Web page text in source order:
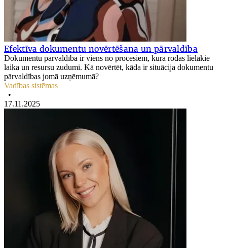
Efektīva dokumentu novērtēšana un pārvaldība
Dokumentu pārvaldība ir viens no procesiem, kurā rodas lielākie
laika un resursu zudumi. Kā novērtēt, kāda ir situācija dokumentu
pārvaldības jomā uzņēmumā?
Vadības sistēmas
•
17.11.2025